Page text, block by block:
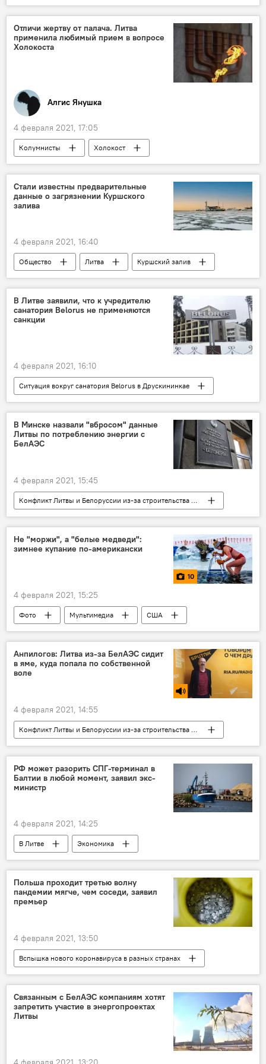
граница черепаха
Отличи жертву от палача. Литва
применила любимый прием в вопросе
Холокоста
Алгис Янушка
4 февраля 2021, 17:05
Колумнисты
Холокост
День памяти жертв Холокоста
евреи
еврейская община
еврейская диаспора
Стали известны предварительные
данные о загрязнении Куршского
залива
4 февраля 2021, 16:40
Общество Литва
Куршский залив
загрязнение
В Литве заявили, что к учредителю
санатория Belorus не применяются
санкции
4 февраля 2021, 16:10
Ситуация вокруг санатория Belorus в Друскининкае
Политика
Литва
Белоруссия
санкции
В Минске назвали "вбросом" данные
Литвы по потреблению энергии с
БелАЭС
4 февраля 2021, 15:45
Конфликт Литвы и Белоруссии из-за строительства АЭС
Экономика
Энергетика. LIVE
Белоруссия
Литва
Не "моржи", а "белые медведи":
зимнее купание по-американски
10
4 февраля 2021, 15:25
Фото Мультимедиа
США
зима
купаться
Анпилогов: Литва из-за БелАЭС сидит
в яме, куда попала по собственной
воле
4 февраля 2021, 14:55
Конфликт Литвы и Белоруссии из-за строительства АЭС
Радио
Энергетика. LIVE
Литва
БелАЭС
Белоруссия
РФ может разорить СПГ-терминал в
Балтии в любой момент, заявил экс-
министр
4 февраля 2021, 14:25
В Литве
Экономика
Энергетика. LIVE
Россия
Балтия
СПГ
СПГ-терминал
поставки СПГ
энергетика
энергетический рынок
Польша проходит третью волну
пандемии мягче, чем соседи, заявил
премьер
4 февраля 2021, 13:50
Вспышка нового коронавируса в разных странах
В мире
Польша коронавирус
Связанным с БелАЭС компаниям хотят
запретить участие в энергопроектах
Литвы